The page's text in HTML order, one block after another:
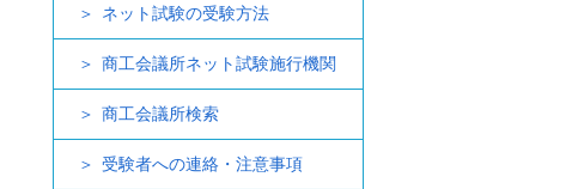
ネット試験の受験方法
商工会議所ネット試験施行機関
商工会議所検索
受験者への連絡・注意事項